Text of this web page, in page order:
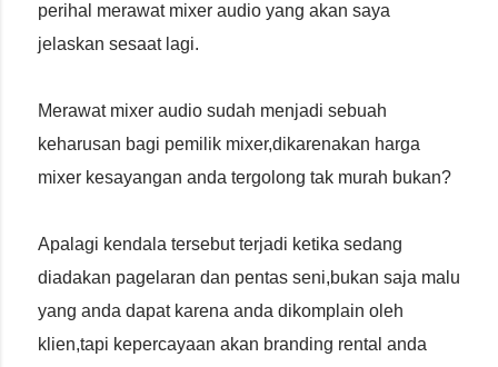
perihal merawat mixer audio yang akan saya
jelaskan sesaat lagi.
Merawat mixer audio sudah menjadi sebuah
keharusan bagi pemilik mixer,dikarenakan harga
mixer kesayangan anda tergolong tak murah bukan?
Apalagi kendala tersebut terjadi ketika sedang
diadakan pagelaran dan pentas seni,bukan saja malu
yang anda dapat karena anda dikomplain oleh
klien,tapi kepercayaan akan branding rental anda